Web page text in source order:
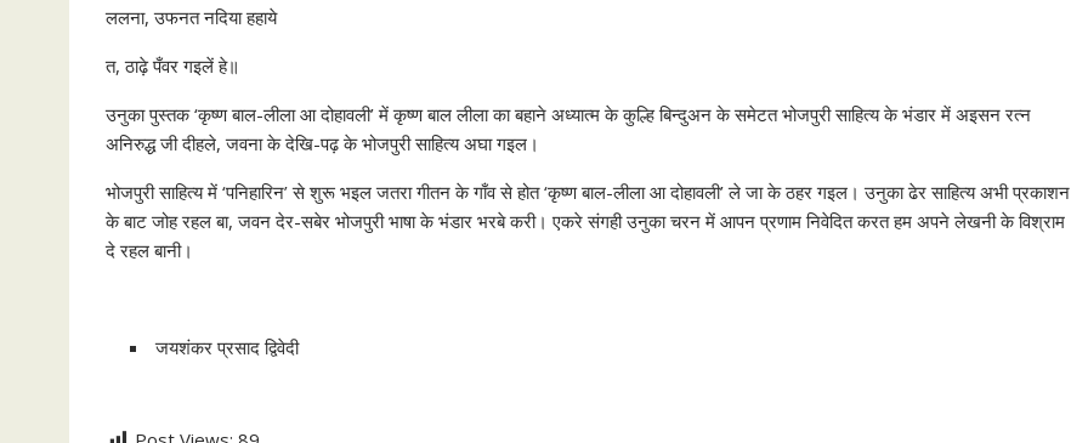
ललना, उफनत नदिया हहाये
त, ठाढ़े पँवर गइलें हे॥
उनुका पुस्तक ‘कृष्ण बाल-लीला आ दोहावली’ में कृष्ण बाल लीला का बहाने अध्यात्म के कुल्हि बिन्दुअन के समेटत भोजपुरी साहित्य के भंडार में अइसन रत्न
अनिरुद्ध जी दीहले, जवना के देखि-पढ़ के भोजपुरी साहित्य अघा गइल।
भोजपुरी साहित्य में ‘पनिहारिन’ से शुरू भइल जतरा गीतन के गाँव से होत ‘कृष्ण बाल-लीला आ दोहावली’ ले जा के ठहर गइल। उनुका ढेर साहित्य अभी प्रकाशन
के बाट जोह रहल बा, जवन देर-सबेर भोजपुरी भाषा के भंडार भरबे करी। एकरे संगही उनुका चरन में आपन प्रणाम निवेदित करत हम अपने लेखनी के विश्राम
दे रहल बानी।
जयशंकर प्रसाद द्विवेदी